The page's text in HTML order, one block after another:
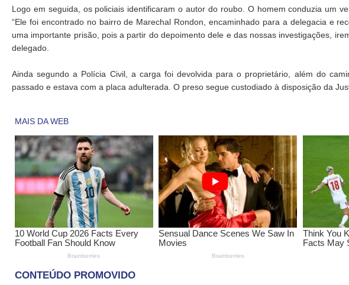
Logo em seguida, os policiais identificaram o autor do roubo. O homem conduzia um
“Ele foi encontrado no bairro de Marechal Rondon, encaminhado para a delegacia e
uma importante prisão, pois a partir do depoimento dele e das nossas investigações,
delegado.
Ainda segundo a Polícia Civil, a carga foi devolvida para o proprietário, além do
passado e estava com a placa adulterada. O preso segue custodiado à disposição da